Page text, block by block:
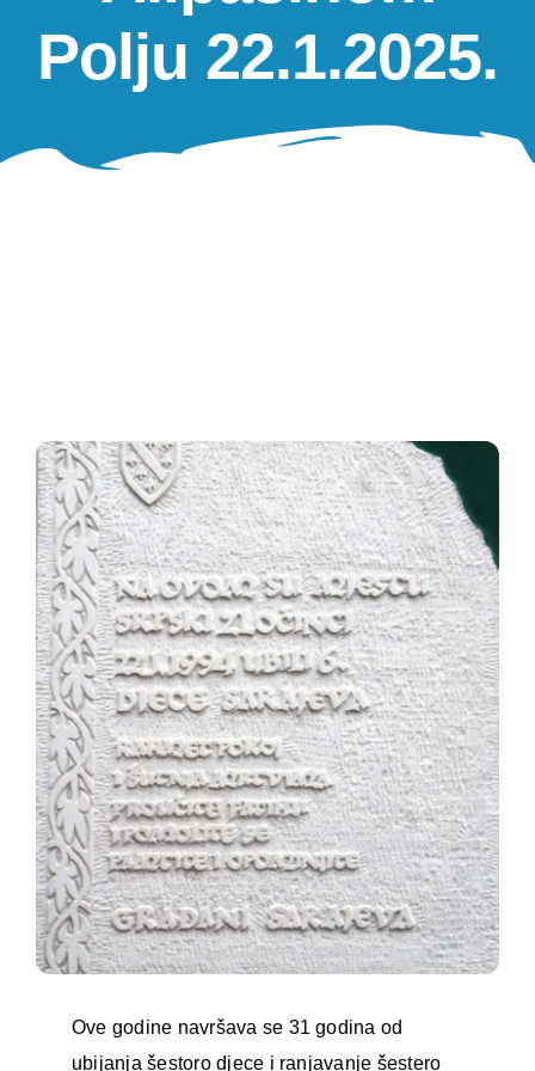
Oglasna ploča
Aktivnosti
Polju 22.1.2025.
Ove godine navršava se 31 godina od
ubijanja šestoro djece i ranjavanje šestero